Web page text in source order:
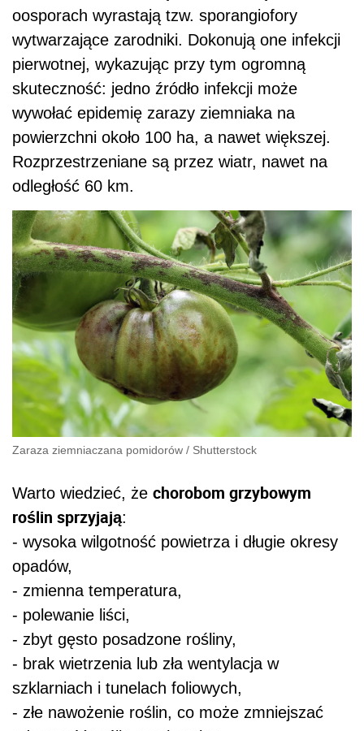
oosporach wyrastają tzw. sporangiofory
wytwarzające zarodniki. Dokonują one infekcji
pierwotnej, wykazując przy tym ogromną
skuteczność: jedno źródło infekcji może
wywołać epidemię zarazy ziemniaka na
powierzchni około 100 ha, a nawet większej.
Rozprzestrzeniane są przez wiatr, nawet na
odległość 60 km.
Zaraza ziemniaczana pomidorów / Shutterstock
Warto wiedzieć, że chorobom grzybowym
roślin sprzyjają:
- wysoka wilgotność powietrza i długie okresy
opadów,
- zmienna temperatura,
- polewanie liści,
- zbyt gęsto posadzone rośliny,
- brak wietrzenia lub zła wentylacja w
szklarniach i tunelach foliowych,
- złe nawożenie roślin, co może zmniejszać